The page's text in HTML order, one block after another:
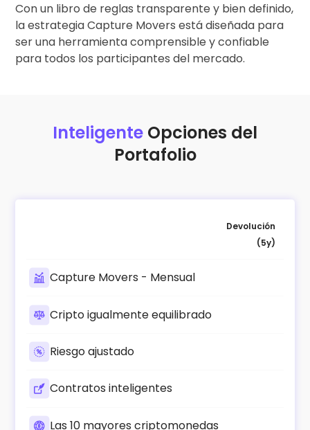
Con un libro de reglas transparente y bien definido,
la estrategia Capture Movers está diseñada para
ser una herramienta comprensible y confiable
para todos los participantes del mercado.
Inteligente Opciones del
Portafolio
Devolución
(5y)
Capture Movers - Mensual
Cripto igualmente equilibrado
Riesgo ajustado
Contratos inteligentes
Las 10 mayores criptomonedas